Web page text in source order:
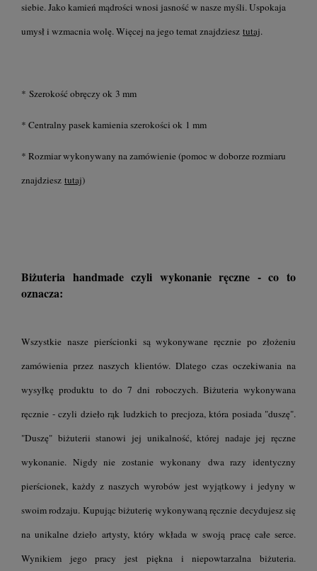
siebie. Jako kamień mądrości wnosi jasność w nasze myśli. Uspokaja
umysł i wzmacnia wolę. Więcej na jego temat znajdziesz tutaj.
* Szerokość obręczy ok 3 mm
* Centralny pasek kamienia szerokości ok 1 mm
* Rozmiar wykonywany na zamówienie (pomoc w doborze rozmiaru
znajdziesz tutaj)
Biżuteria handmade czyli wykonanie ręczne - co to
oznacza:
Wszystkie nasze pierścionki są wykonywane ręcznie po złożeniu
zamówienia przez naszych klientów. Dlatego czas oczekiwania na
wysyłkę produktu to do 7 dni roboczych. Biżuteria wykonywana
ręcznie - czyli dzieło rąk ludzkich to precjoza, która posiada "duszę".
"Duszę" biżuterii stanowi jej unikalność, której nadaje jej ręczne
wykonanie. Nigdy nie zostanie wykonany dwa razy identyczny
pierścionek, każdy z naszych wyrobów jest wyjątkowy i jedyny w
swoim rodzaju. Kupując biżuterię wykonywaną ręcznie decydujesz się
na unikalne dzieło artysty, który wkłada w swoją pracę całe serce.
Wynikiem jego pracy jest piękna i niepowtarzalna biżuteria.